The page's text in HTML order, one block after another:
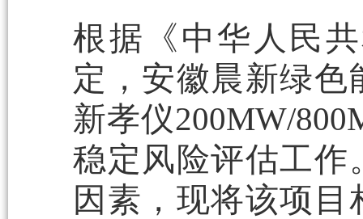
根据《中华人民
定，安徽晨新绿
新孝仪200MW/
稳定风险评估工作
因素，现将该项